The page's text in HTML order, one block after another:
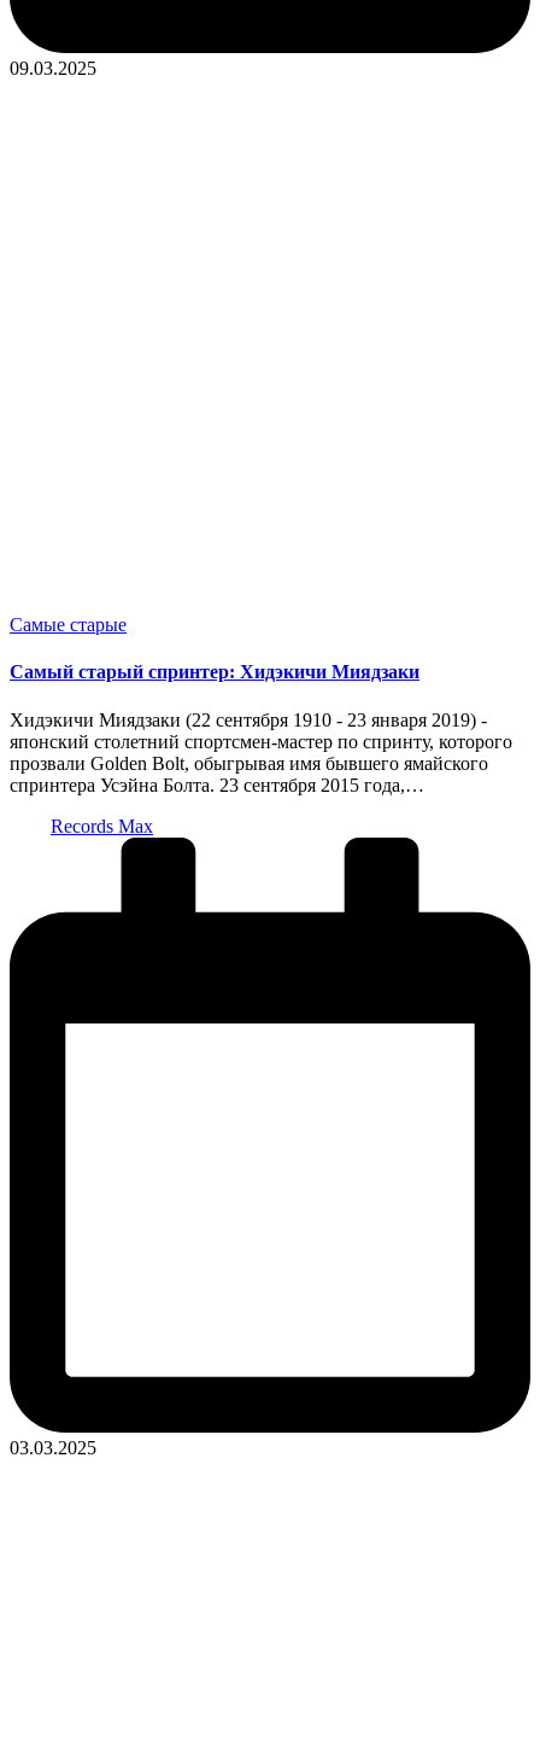
09.03.2025
Опубликовано
Самые старые
Самый старый спринтер: Хидэкичи Миядзаки
Хидэкичи Миядзаки (22 сентября 1910 - 23 января 2019) -
японский столетний спортсмен-мастер по спринту, которого
прозвали Golden Bolt, обыгрывая имя бывшего ямайского
спринтера Усэйна Болта. 23 сентября 2015 года,…
Records Max
03.03.2025